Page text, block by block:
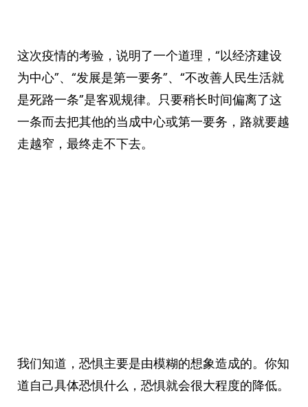
这次疫情的考验，说明了一个道理，“以经济建设
为中心”、“发展是第一要务”、“不改善人民生活就
是死路一条”是客观规律。只要稍长时间偏离了这
一条而去把其他的当成中心或第一要务，路就要越
走越窄，最终走不下去。 ​​​
我们知道，恐惧主要是由模糊的想象造成的。你知
道自己具体恐惧什么，恐惧就会很大程度的降低。